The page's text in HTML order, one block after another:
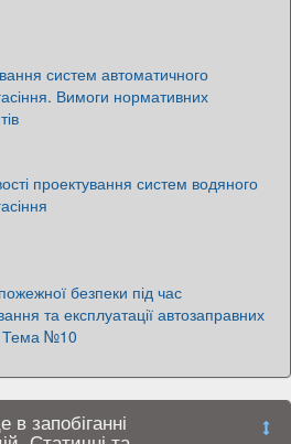
систем автоматичного
Вимоги нормативних
проектування систем водяного
безпеки під час
та експлуатації автозаправних
Тема №10
в запобіганні